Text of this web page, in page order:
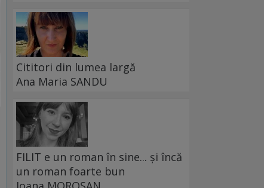
Cititori din lumea largă
Ana Maria SANDU
FILIT e un roman în sine... și încă
un roman foarte bun